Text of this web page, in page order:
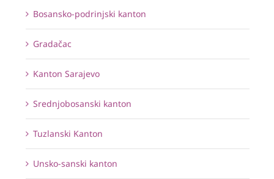
Bosansko-podrinjski kanton
Gradačac
Kanton Sarajevo
Srednjobosanski kanton
Tuzlanski Kanton
Unsko-sanski kanton